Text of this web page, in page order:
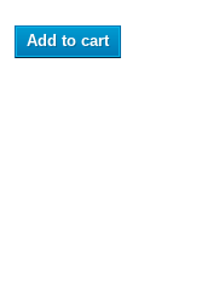
Add to cart